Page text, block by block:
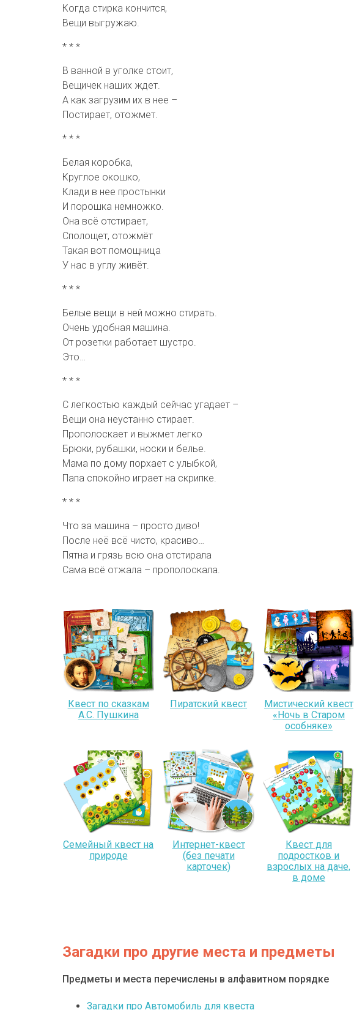
Когда стирка кончится,
Вещи выгружаю.
* * *
В ванной в уголке стоит,
Вещичек наших ждет.
А как загрузим их в нее –
Постирает, отожмет.
* * *
Белая коробка,
Круглое окошко,
Клади в нее простынки
И порошка немножко.
Она всё отстирает,
Сполощет, отожмёт
Такая вот помощница
У нас в углу живёт.
* * *
Белые вещи в ней можно стирать.
Очень удобная машина.
От розетки работает шустро.
Это…
* * *
С легкостью каждый сейчас угадает –
Вещи она неустанно стирает.
Прополоскает и выжмет легко
Брюки, рубашки, носки и белье.
Мама по дому порхает с улыбкой,
Папа спокойно играет на скрипке.
* * *
Что за машина – просто диво!
После неё всё чисто, красиво…
Пятна и грязь всю она отстирала
Сама всё отжала – прополоскала.
Квест по сказкам
А.С. Пушкина
Пиратский квест
Мистический квест
«Ночь в Старом
особняке»
Семейный квест на
природе
Интернет-квест
(без печати
карточек)
Квест для
подростков и
взрослых на даче,
в доме
Загадки про другие места и предметы
Предметы и места перечислены в алфавитном порядке
Загадки про Автомобиль для квеста